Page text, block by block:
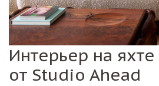
Интерьер на
от Studio Ahead